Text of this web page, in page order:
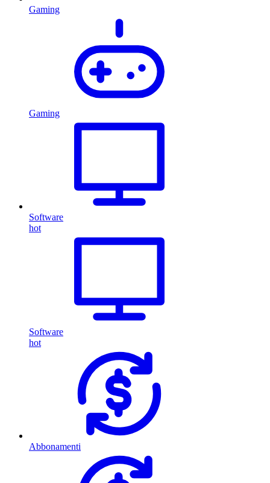
Gaming
Gaming
Software
hot
Software
hot
Abbonamenti